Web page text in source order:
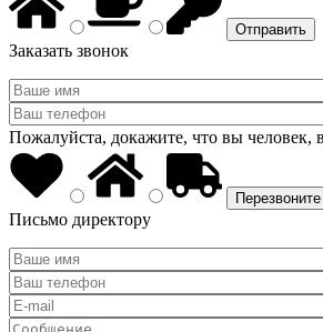
Заказать звонок
Пожалуйста, докажите, что вы человек,
Письмо директору